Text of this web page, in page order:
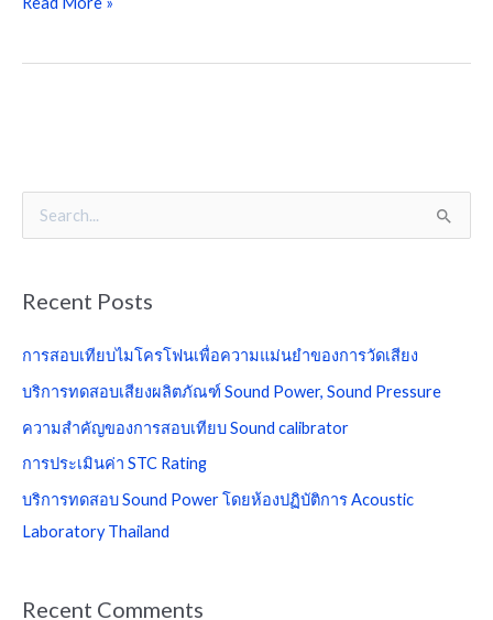
c
:
Recent Posts
การสอบเทียบไมโครโฟนเพื่อความแม่นยำของการวัดเสียง
บริการทดสอบเสียงผลิตภัณฑ์ Sound Power, Sound Pressure
ความสำคัญของการสอบเทียบ Sound calibrator
การประเมินค่า STC Rating
บริการทดสอบ Sound Power โดยห้องปฏิบัติการ Acoustic
Laboratory Thailand
Recent Comments